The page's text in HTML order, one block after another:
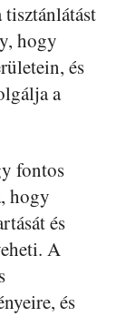
tisztánlátást
hogy
és
a
fontos
hogy
és
A
és